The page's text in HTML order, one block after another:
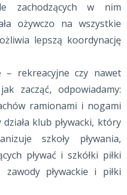
zachodzących w nim
ożywczo na wszystkie
lepszą koordynację
– rekreacyjne czy nawet
zacząć, odpowiadamy:
ramionami i nogami
klub pływacki, który
szkoły pływania,
pływać i szkółki piłki
pływackie i piłki